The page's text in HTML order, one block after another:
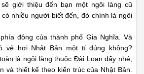
sẽ giới thiệu đến bạn một ngôi làng cũ
nhiều người biết đến, đó chính là ngôi
đông của thành phố Gia Nghĩa. Và
vẻ hơi Nhật Bản một tí đúng không?
là ngôi làng thuộc Đài Loan đấy nhé,
và thiết kế theo kiến trúc của Nhật Bản.